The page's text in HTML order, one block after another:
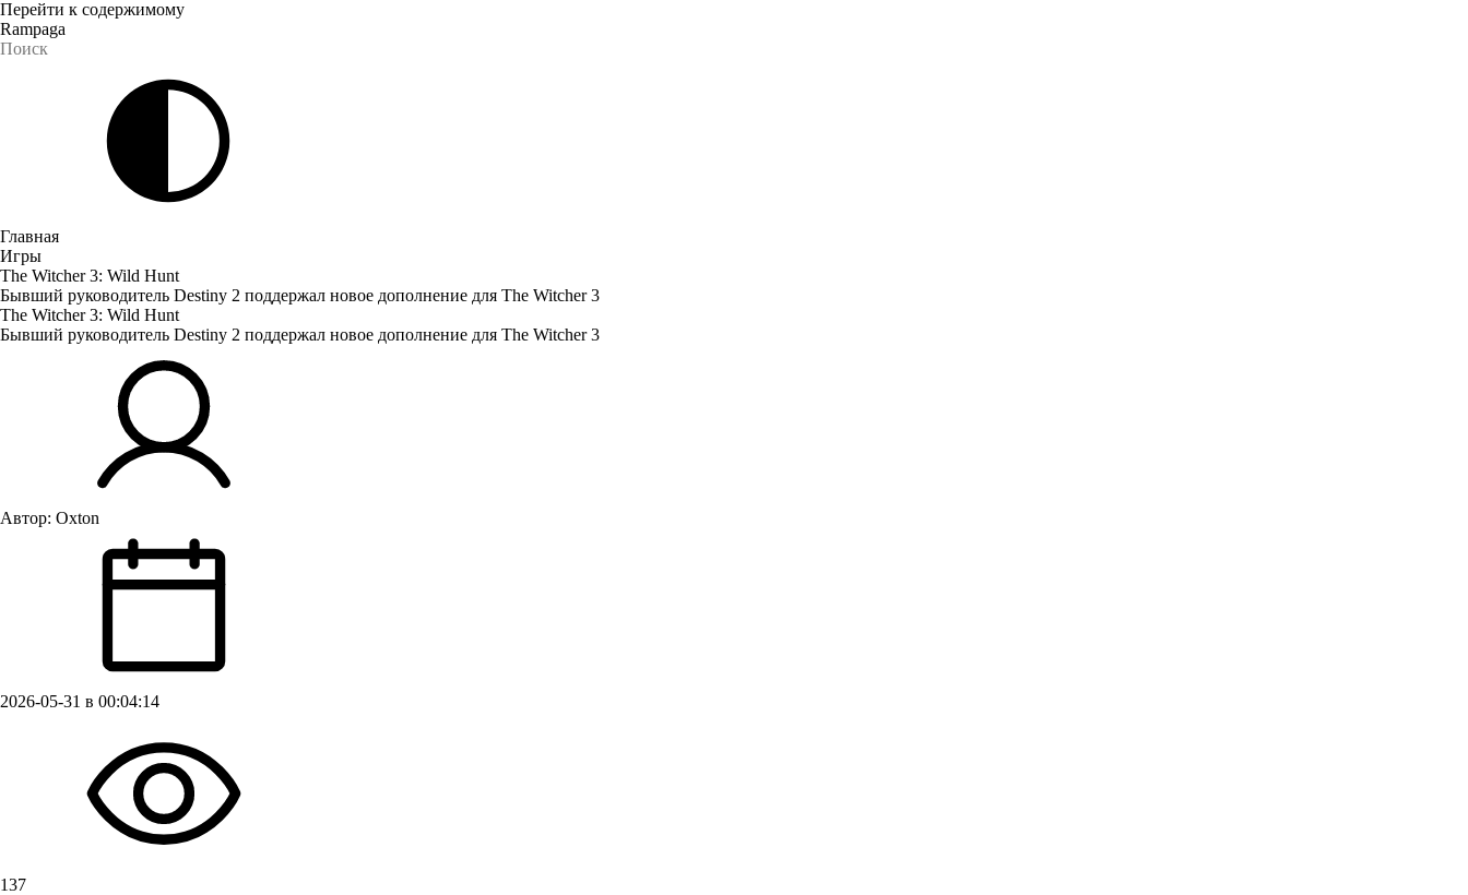
Перейти к содержимому
Rampaga
Главная
Игры
The Witcher 3: Wild Hunt
Бывший руководитель Destiny 2 поддержал новое дополнение для The Witcher 3
The Witcher 3: Wild Hunt
Бывший руководитель Destiny 2 поддержал новое дополнение для The Witcher 3
Автор: Oxton
2026-05-31 в 00:04:14
137